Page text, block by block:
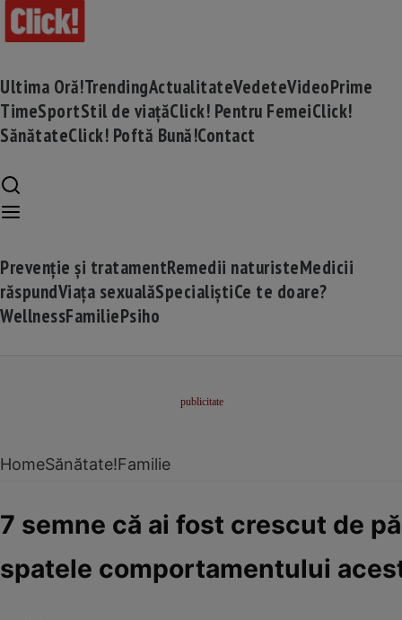
Ultima Oră!TrendingActualitateVedeteVideoPrime
TimeSportStil de viațăClick! Pentru FemeiClick!
SănătateClick! Poftă Bună!Contact
Prevenție și tratamentRemedii naturisteMedicii
răspundViața sexualăSpecialiștiCe te doare?
WellnessFamiliePsiho
HomeSănătate!Familie
7 semne că ai fost crescut de
spatele comportamentului